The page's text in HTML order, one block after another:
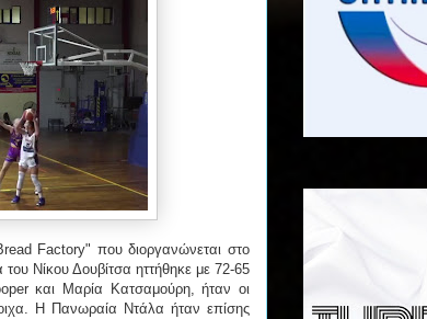
Factory" που διοργανώνεται στο
Νίκου Δουβίτσα ηττήθηκε με 72-65
και Μαρία Κατσαμούρη, ήταν οι
Η Πανωραία Ντάλα ήταν επίσης